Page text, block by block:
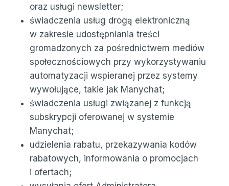
oraz usługi newsletter;
świadczenia usług drogą elektroniczną
w zakresie udostępniania treści
gromadzonych za pośrednictwem mediów
społecznościowych przy wykorzystywaniu
automatyzacji wspieranej przez systemy
wywołujące, takie jak Manychat;
świadczenia usługi związanej z funkcją
subskrypcji oferowanej w systemie
Manychat;
udzielenia rabatu, przekazywania kodów
rabatowych, informowania o promocjach
i ofertach;